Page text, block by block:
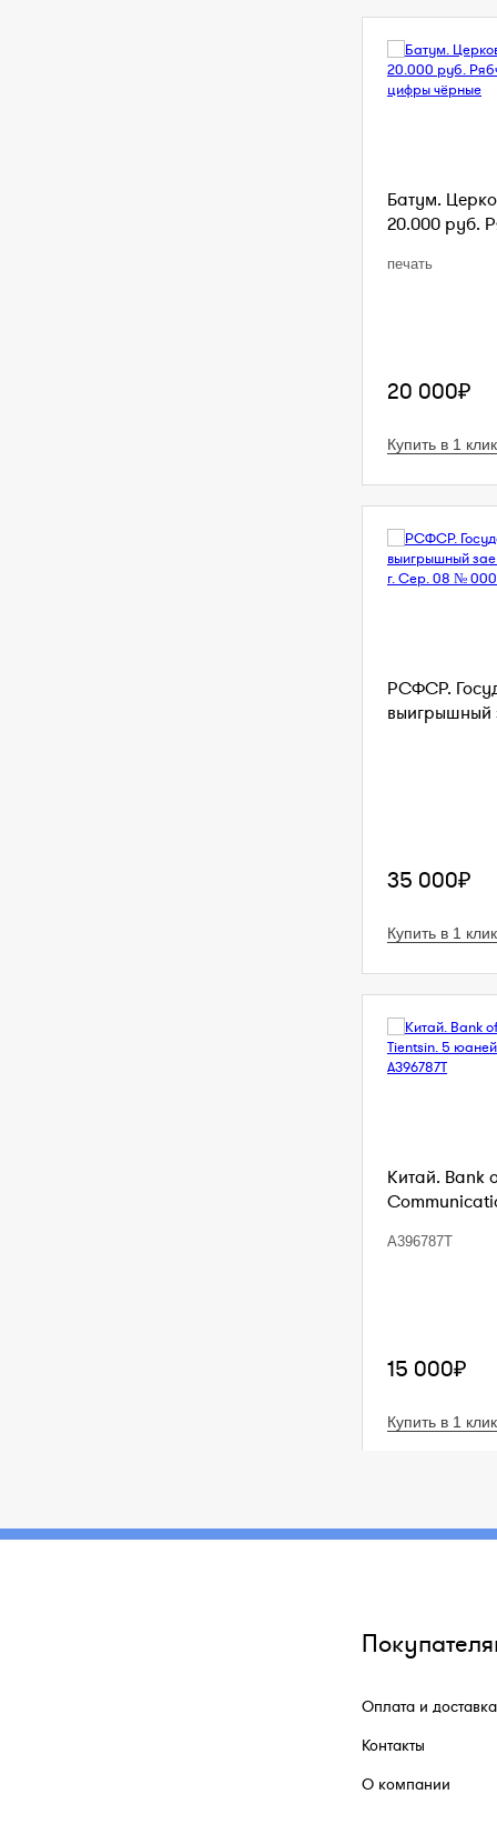
Батум.
20.000 руб.
печать
20 000₽
Купить в 1 клик
РСФСР.
выигрышный
35 000₽
Купить в 1 клик
Китай. Bank
A396787T
15 000₽
Купить в 1 клик
Оплата и доставка
Контакты
О компании